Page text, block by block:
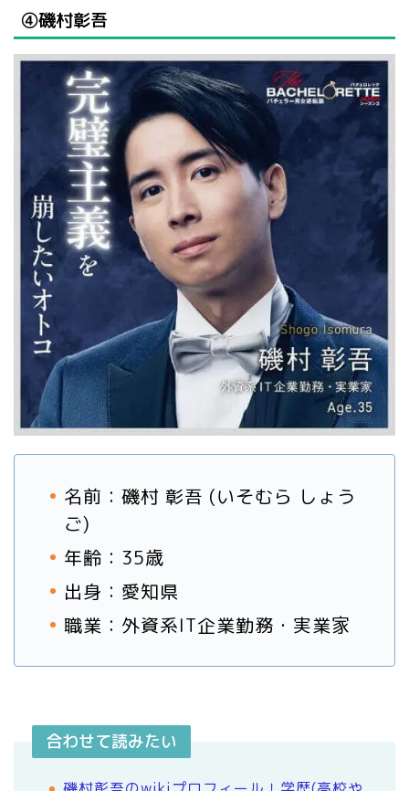
④磯村彰吾
名前：磯村 彰吾 (いそむら しょう
ご)
年齢：35歳
出身：愛知県
職業：外資系IT企業勤務・実業家
合わせて読みたい